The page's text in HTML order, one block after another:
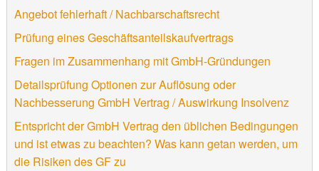
Angebot fehlerhaft / Nachbarschaftsrecht
Prüfung eines Geschäftsanteilskaufvertrags
Fragen im Zusammenhang mit GmbH-Gründungen
Detailsprüfung Optionen zur Auflösung oder
Nachbesserung GmbH Vertrag / Auswirkung Insolvenz
Entspricht der GmbH Vertrag den üblichen Bedingungen
und ist etwas zu beachten? Was kann getan werden, um
die Risiken des GF zu